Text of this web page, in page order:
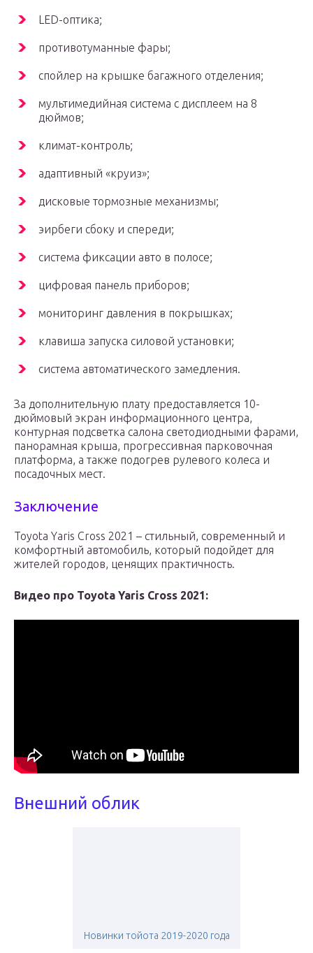
LED-оптика;
противотуманные фары;
спойлер на крышке багажного отделения;
мультимедийная система с дисплеем на 8
дюймов;
климат-контроль;
адаптивный «круиз»;
дисковые тормозные механизмы;
эирбеги сбоку и спереди;
система фиксации авто в полосе;
цифровая панель приборов;
мониторинг давления в покрышках;
клавиша запуска силовой установки;
система автоматического замедления.
За дополнительную плату предоставляется 10-
дюймовый экран информационного центра,
контурная подсветка салона светодиодными фарами,
панорамная крыша, прогрессивная парковочная
платформа, а также подогрев рулевого колеса и
посадочных мест.
Заключение
Toyota Yaris Cross 2021 – стильный, современный и
комфортный автомобиль, который подойдет для
жителей городов, ценящих практичность.
Видео про Toyota Yaris Cross 2021:
Внешний облик
Новинки тойота 2019-2020 года